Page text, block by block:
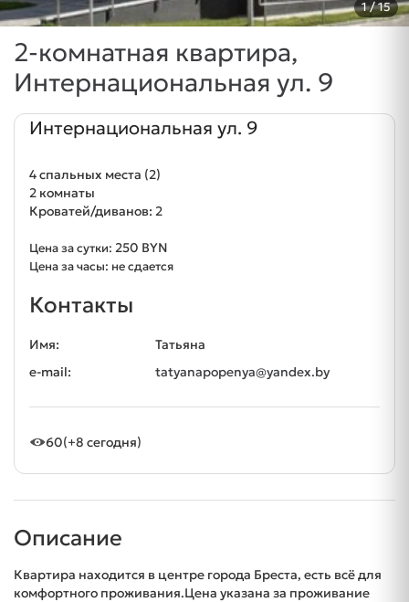
1/ 15
2-комнатная квартира,
Интернациональная ул. 9
Интернациональная ул. 9
4 спальных места (2)
2 комнаты
Кроватей/диванов: 2
Цена за сутки: 250 BYN
Цена за часы: не сдается
Контакты
Имя:
Татьяна
e-mail:
tatyanapopenya@yandex.by
60(+8 сегодня)
Описание
Квартира находится в центре города Бреста, есть всё для
комфортного проживания.Цена указана за проживание